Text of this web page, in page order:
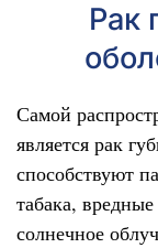
Рак
Самой
является рак
способствуют
табака,
солнечное